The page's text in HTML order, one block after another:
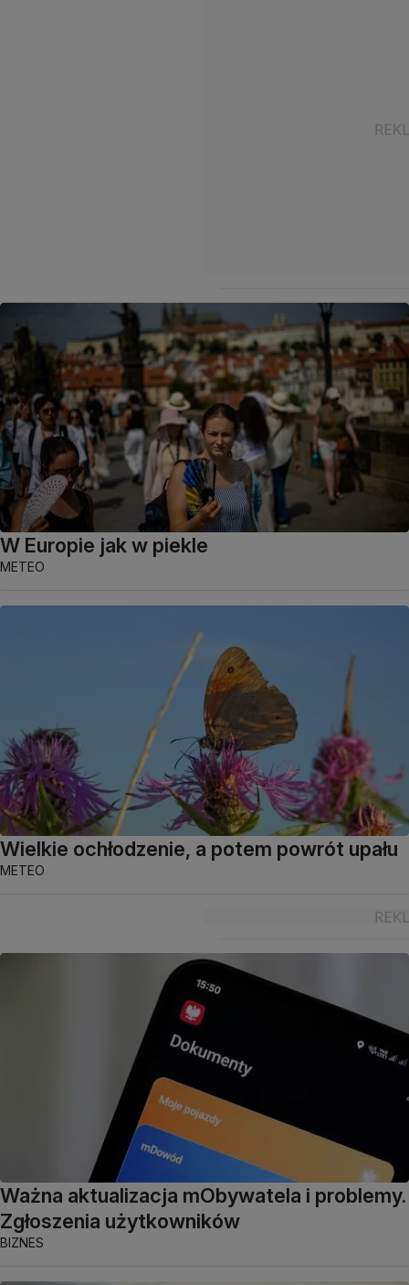
W Europie jak w piekle
METEO
Wielkie ochłodzenie, a potem powrót upału
METEO
Ważna aktualizacja mObywatela i problemy.
Zgłoszenia użytkowników
BIZNES